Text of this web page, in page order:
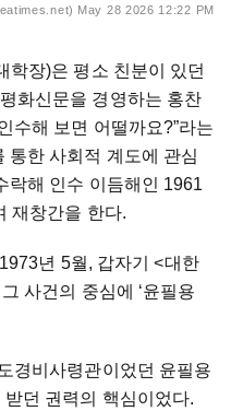
May 28 2026 12:22 PM
학장)은 평소 친분이
있던
평화신문을 경영하는 홍찬
수해 보면 어떨까요?”라는
통한 사회적 계도에 관심
락해 인수 이듬해인 1961
재창간을 한다.
년 5월, 갑자기 <대한
그 사건의 중심에 ‘윤필용
경비사령관이었던 윤필용
받던 권력의 핵심이었다.